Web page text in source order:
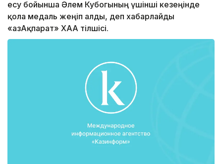
есу бойынша Әлем Кубогының үшінші кезеңінде
қола медаль жеңіп алды, деп хабарлайды
«ҚазАқпарат» ХАА тілшісі.